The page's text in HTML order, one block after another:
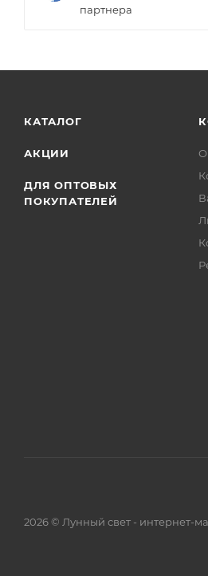
партнера
КАТАЛОГ
АКЦИИ
ДЛЯ ОПТОВЫХ
ПОКУПАТЕЛЕЙ
О
2026 © Лунный свет - интернет-